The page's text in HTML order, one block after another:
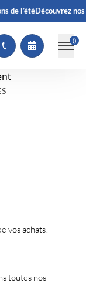
de l’étéDécouvrez
()
vos achats!
toutes nos